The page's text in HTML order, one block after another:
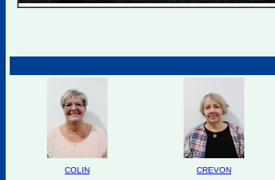
COLIN
CREVON